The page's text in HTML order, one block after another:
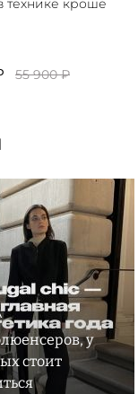
технике кроше
55 900 ₽
у
стоит